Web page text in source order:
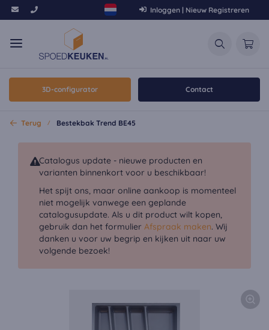
Inloggen | Nieuw Registreren
3D-configurator Contact
Terug Bestekbak Trend BE45
Catalogus update - nieuwe producten en
varianten binnenkort voor u beschikbaar!
Het spijt ons, maar online aankoop is momenteel
niet mogelijk vanwege een geplande
catalogusupdate. Als u dit product wilt kopen,
gebruik dan het formulier Afspraak maken. Wij
danken u voor uw begrip en kijken uit naar uw
volgende bezoek!